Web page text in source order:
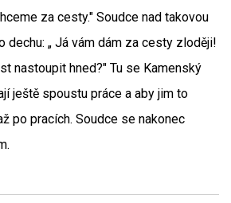
za cesty." Soudce nad takovou
dechu: „ Já vám dám za cesty zloději!
nastoupit hned?" Tu se Kamenský
ještě spoustu práce a aby jim to
po pracích. Soudce se nakonec